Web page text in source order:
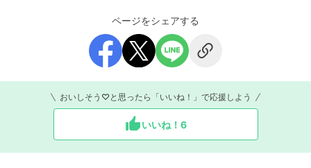
ページをシェアする
おいしそう♡と思ったら「いいね！」で応援しよう
いいね！ 6